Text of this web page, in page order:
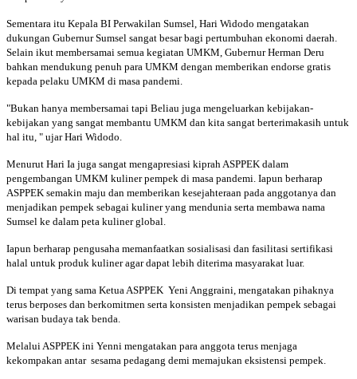
Sementara itu Kepala BI Perwakilan Sumsel, Hari Widodo mengatakan
dukungan Gubernur Sumsel sangat besar bagi pertumbuhan ekonomi daerah.
Selain ikut membersamai semua kegiatan UMKM, Gubernur Herman Deru
bahkan mendukung penuh para UMKM dengan memberikan endorse gratis
kepada pelaku UMKM di masa pandemi.
"Bukan hanya membersamai tapi Beliau juga mengeluarkan kebijakan-
kebijakan yang sangat membantu UMKM dan kita sangat berterimakasih untuk
hal itu, " ujar Hari Widodo.
Menurut Hari Ia juga sangat mengapresiasi kiprah ASPPEK dalam
pengembangan UMKM kuliner pempek di masa pandemi. Iapun berharap
ASPPEK semakin maju dan memberikan kesejahteraan pada anggotanya dan
menjadikan pempek sebagai kuliner yang mendunia serta membawa nama
Sumsel ke dalam peta kuliner global.
Iapun berharap pengusaha memanfaatkan sosialisasi dan fasilitasi sertifikasi
halal untuk produk kuliner agar dapat lebih diterima masyarakat luar.
Di tempat yang sama Ketua ASPPEK Yeni Anggraini, mengatakan pihaknya
terus berposes dan berkomitmen serta konsisten menjadikan pempek sebagai
warisan budaya tak benda.
Melalui ASPPEK ini Yenni mengatakan para anggota terus menjaga
kekompakan antar sesama pedagang demi memajukan eksistensi pempek.